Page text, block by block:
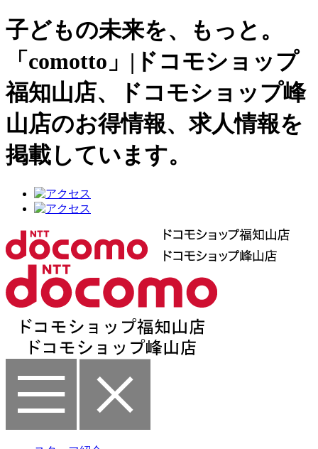
子どもの未来を、もっと。
「comotto」|ドコモショップ
福知山店、ドコモショップ峰
山店のお得情報、求人情報を
掲載しています。